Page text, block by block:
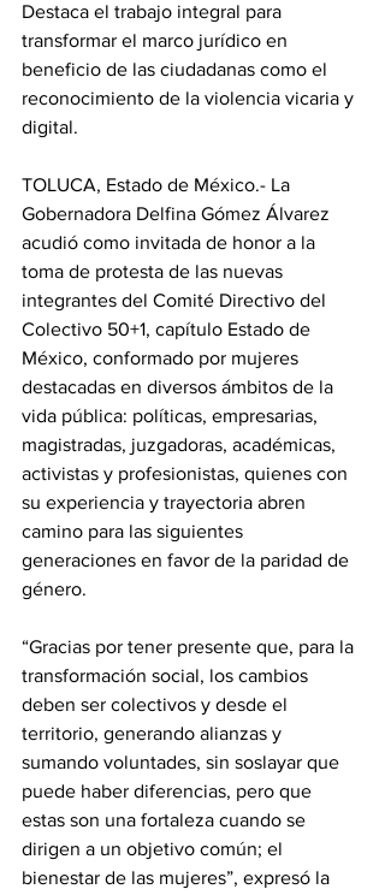
⁠Destaca el trabajo integral para
transformar el marco jurídico en
beneficio de las ciudadanas como el
reconocimiento de la violencia vicaria y
digital.
TOLUCA, Estado de México.- La
Gobernadora Delfina Gómez Álvarez
acudió como invitada de honor a la
toma de protesta de las nuevas
integrantes del Comité Directivo del
Colectivo 50+1, capítulo Estado de
México, conformado por mujeres
destacadas en diversos ámbitos de la
vida pública: políticas, empresarias,
magistradas, juzgadoras, académicas,
activistas y profesionistas, quienes con
su experiencia y trayectoria abren
camino para las siguientes
generaciones en favor de la paridad de
género.
“Gracias por tener presente que, para la
transformación social, los cambios
deben ser colectivos y desde el
territorio, generando alianzas y
sumando voluntades, sin soslayar que
puede haber diferencias, pero que
estas son una fortaleza cuando se
dirigen a un objetivo común; el
bienestar de las mujeres”, expresó la